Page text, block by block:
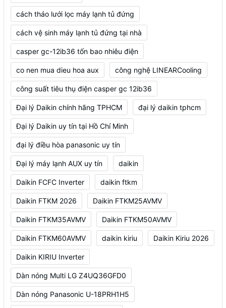
cách tháo lưới lọc máy lạnh tủ đứng
cách vệ sinh máy lạnh tủ đứng tại nhà
casper gc-12ib36 tốn bao nhiêu điện
co nen mua dieu hoa aux công nghệ LINEARCooling
công suất tiêu thụ điện casper gc 12ib36
Đại lý Daikin chính hãng TPHCM đại lý daikin tphcm
Đại lý Daikin uy tín tại Hồ Chí Minh
đại lý điều hòa panasonic uy tín
Đại lý máy lạnh AUX uy tín daikin
Daikin FCFC Inverter daikin ftkm
Daikin FTKM 2026 Daikin FTKM25AVMV
Daikin FTKM35AVMV Daikin FTKM50AVMV
Daikin FTKM60AVMV daikin kiriu Daikin Kiriu 2026
Daikin KIRIU Inverter
Dàn nóng Multi LG Z4UQ36GFD0
Dàn nóng Panasonic U-18PRH1H5